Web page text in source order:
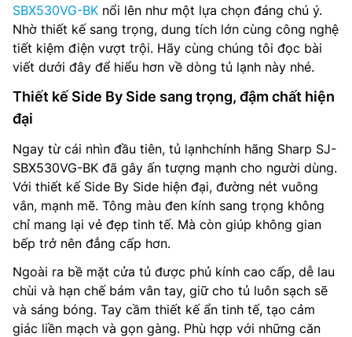
SBX530VG-BK nổi lên như một lựa chọn đáng chú ý.
Nhờ thiết kế sang trọng, dung tích lớn cùng công nghệ
tiết kiệm điện vượt trội. Hãy cùng chúng tôi đọc bài
viết dưới đây để hiểu hơn về dòng tủ lạnh này nhé.
Thiết kế Side By Side sang trọng, đậm chất hiện
đại
Ngay từ cái nhìn đầu tiên, tủ lạnhchính hãng Sharp SJ-
SBX530VG-BK đã gây ấn tượng mạnh cho người dùng.
Với thiết kế Side By Side hiện đại, đường nét vuông
vắn, mạnh mẽ. Tông màu đen kính sang trọng không
chỉ mang lại vẻ đẹp tinh tế. Mà còn giúp không gian
bếp trở nên đẳng cấp hơn.
Ngoài ra bề mặt cửa tủ được phủ kính cao cấp, dễ lau
chùi và hạn chế bám vân tay, giữ cho tủ luôn sạch sẽ
và sáng bóng. Tay cầm thiết kế ẩn tinh tế, tạo cảm
giác liền mạch và gọn gàng. Phù hợp với những căn